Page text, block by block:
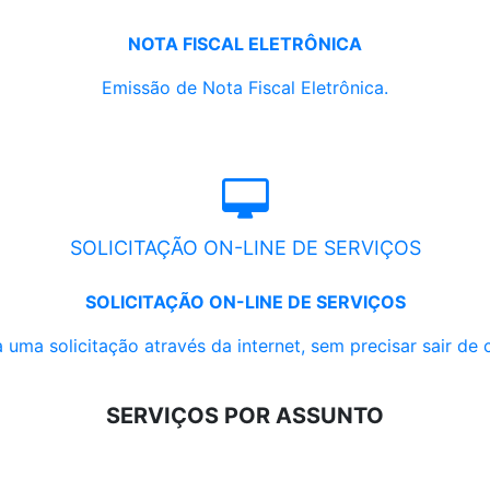
NOTA FISCAL ELETRÔNICA
Emissão de Nota Fiscal Eletrônica.
SOLICITAÇÃO ON-LINE DE SERVIÇOS
SOLICITAÇÃO ON-LINE DE SERVIÇOS
uma solicitação através da internet, sem precisar sair de
SERVIÇOS POR ASSUNTO